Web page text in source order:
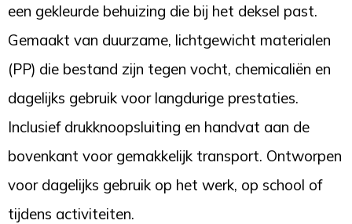
een gekleurde behuizing die bij het deksel past.
Gemaakt van duurzame, lichtgewicht materialen
(PP) die bestand zijn tegen vocht, chemicaliën en
dagelijks gebruik voor langdurige prestaties.
Inclusief drukknoopsluiting en handvat aan de
bovenkant voor gemakkelijk transport. Ontworpen
voor dagelijks gebruik op het werk, op school of
tijdens activiteiten.